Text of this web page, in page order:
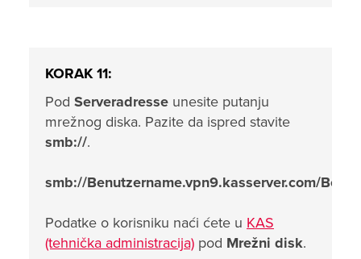
KORAK 11:
Pod Serveradresse unesite putanju
mrežnog diska. Pazite da ispred stavite
smb://.
smb://Benutzername.vpn9.kasserver.com/
Podatke o korisniku naći ćete u KAS
(tehnička administracija) pod Mrežni disk.